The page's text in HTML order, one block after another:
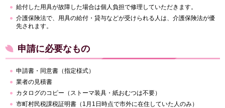
給付した用具が故障した場合は個人負担で修理していただきます。
介護保険法で、用具の給付・貸与などが受けられる人は、介護保険法が優
先されます。
申請に必要なもの
申請書・同意書（指定様式）
業者の見積書
カタログのコピー（ストーマ装具・紙おむつは不要）
市町村民税課税証明書（1月1日時点で市外に在住していた人のみ）